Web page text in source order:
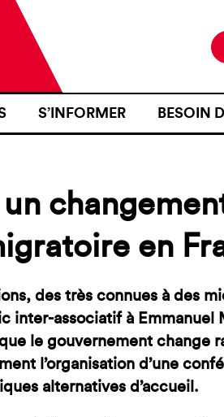
S’INFORMER
RESSOURCES
CARTOGRAPHIE
BESOIN
J’AI FAIT
JE
JE SUIS
en
des très connues à des
inter-associatif à
le gouvernement change
l’organisation d’une
alternatives d’accueil.